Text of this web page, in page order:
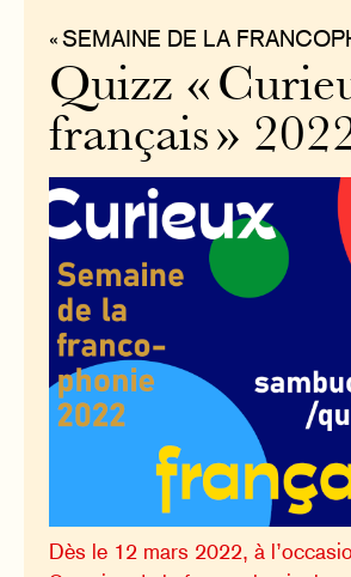
« SEMAINE DE LA
Quizz «
français »
Dès le 12 mars 2022, à